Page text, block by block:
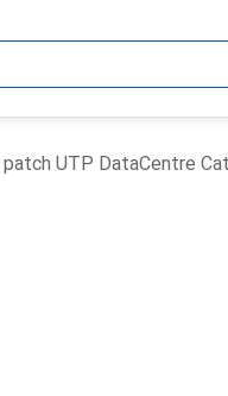
patch UTP DataCentre